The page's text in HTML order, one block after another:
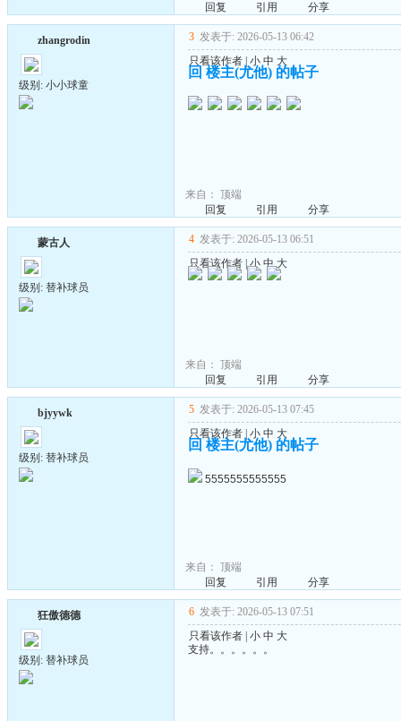
回复
引用 分享
zhangrodin
级别: 小小球童
3 发表于: 2026-05-13 06:42
只看该作者 小 中 大
回 楼主(尤他) 的帖子
来自： 顶端
回复
引用 分享
蒙古人
级别: 替补球员
4 发表于: 2026-05-13 06:51
只看该作者 |小 中 大
来自： 顶端
回复
引用 分享
bjyywk
级别: 替补球员
5 发表于: 2026-05-13 07:45
只看该作者 小 中 大
回 楼主(尤他) 的帖子
5555555555555
来自： 顶端
回复
引用 分享
狂傲德德
级别: 替补球员
6 发表于: 2026-05-13 07:51
只看该作者 小 中 大
支持。。。。。。